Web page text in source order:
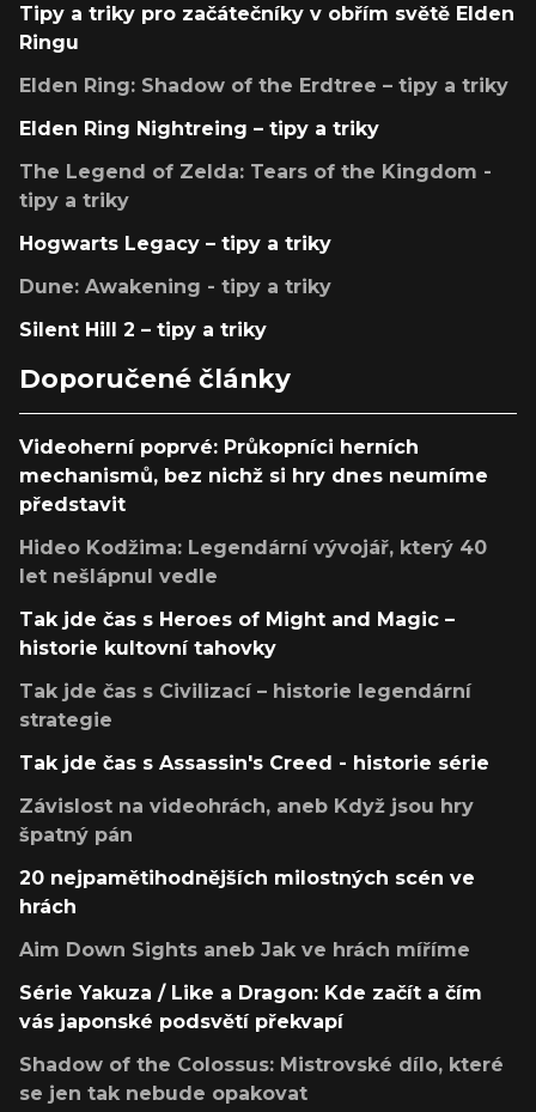
Tipy a triky pro začátečníky v obřím světě Elden
Ringu
Elden Ring: Shadow of the Erdtree – tipy a triky
Elden Ring Nightreing – tipy a triky
The Legend of Zelda: Tears of the Kingdom -
tipy a triky
Hogwarts Legacy – tipy a triky
Dune: Awakening - tipy a triky
Silent Hill 2 – tipy a triky
Doporučené články
Videoherní poprvé: Průkopníci herních
mechanismů, bez nichž si hry dnes neumíme
představit
Hideo Kodžima: Legendární vývojář, který 40
let nešlápnul vedle
Tak jde čas s Heroes of Might and Magic –
historie kultovní tahovky
Tak jde čas s Civilizací – historie legendární
strategie
Tak jde čas s Assassin's Creed - historie série
Závislost na videohrách, aneb Když jsou hry
špatný pán
20 nejpamětihodnějších milostných scén ve
hrách
Aim Down Sights aneb Jak ve hrách míříme
Série Yakuza / Like a Dragon: Kde začít a čím
vás japonské podsvětí překvapí
Shadow of the Colossus: Mistrovské dílo, které
se jen tak nebude opakovat